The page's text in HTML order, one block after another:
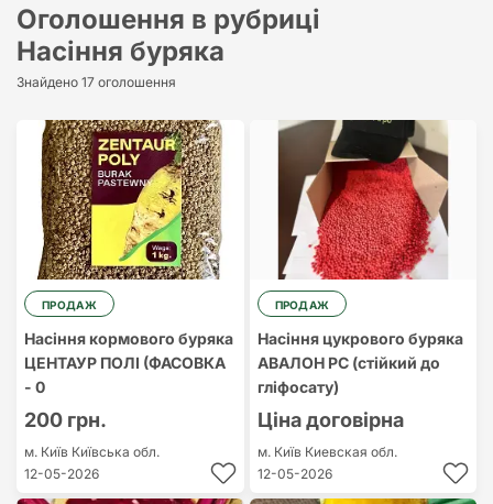
Найновіші
Найстаріші
Найдешевший
Оголошення в рубриці
Насіння буряка
Знайдено 17 оголошення
ПРОДАЖ
Насіння кормового буряка
ЦЕНТАУР ПОЛІ (ФАСОВКА
- 0
200 грн.
м. Київ Київська обл.
12-05-2026
ПРОДАЖ
Насіння цукрового буряка
АВАЛОН РС (стійкий до
гліфосату)
Ціна договірна
м. Київ Киевская обл.
12-05-2026